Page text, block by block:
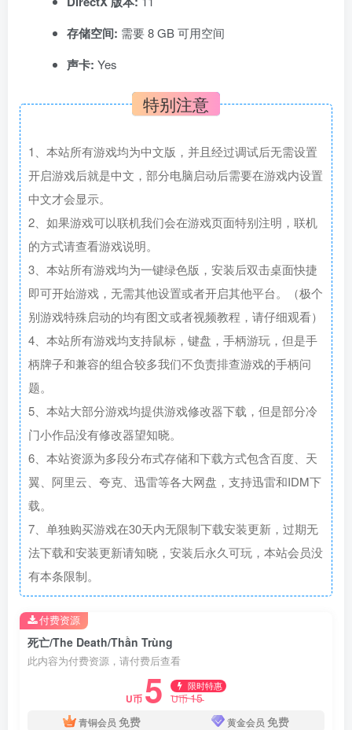
存储空间: 需要 8 GB 可用空间
声卡: Yes
特别注意
1、本站所有游戏均为中文版，并且经过调试后无需设置
开启游戏后就是中文，部分电脑启动后需要在游戏内设置
中文才会显示。
2、如果游戏可以联机我们会在游戏页面特别注明，联机
的方式请查看游戏说明。
3、本站所有游戏均为一键绿色版，安装后双击桌面快捷
即可开始游戏，无需其他设置或者开启其他平台。（极个
别游戏特殊启动的均有图文或者视频教程，请仔细观看）
4、本站所有游戏均支持鼠标，键盘，手柄游玩，但是手
柄牌子和兼容的组合较多我们不负责排查游戏的手柄问
题。
5、本站大部分游戏均提供游戏修改器下载，但是部分冷
门小作品没有修改器望知晓。
6、本站资源为多段分布式存储和下载方式包含百度、天
翼、阿里云、夸克、迅雷等各大网盘，支持迅雷和IDM下
载。
7、单独购买游戏在30天内无限制下载安装更新，过期无
法下载和安装更新请知晓，安装后永久可玩，本站会员没
有本条限制。
死亡/The Death/Thần Trùng
此内容为付费资源，请付费后查看
U币 5 限时特惠
U币15
青铜会员 免费 黄金会员 免费
付费资源